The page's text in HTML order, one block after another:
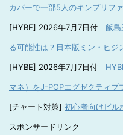
カバーで一部5人のキンプリフ
[HYBE] 2026年7月7日付 飯
る可能性は？日本版ミン・ヒジ
[HYBE] 2026年7月7日付
マネ）をJ-POPエグゼクティブ
[チャート対策] 初心者向けビル
スポンサードリンク